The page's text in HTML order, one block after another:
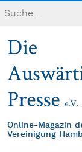
Online-Magazin
Vereinigung